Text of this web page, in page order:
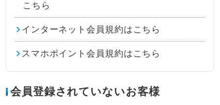
こちら
インターネット会員規約はこちら
スマホポイント会員規約はこちら
会員登録されていないお客様